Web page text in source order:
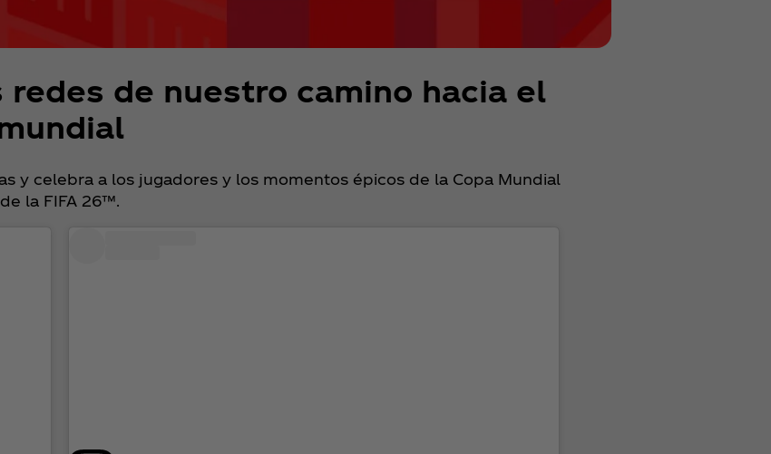
de nuestro camino hacia el
y celebra a los jugadores y los momentos épicos de la Copa Mundial
de la FIFA 26™.